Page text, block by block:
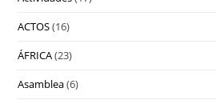
ACTOS(16)
ÁFRICA(23)
Asamblea(6)